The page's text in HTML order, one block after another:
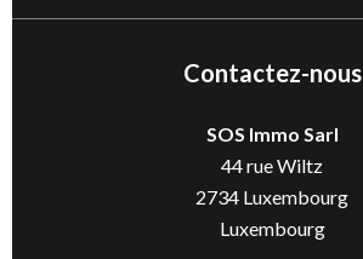
Contactez-nous
SOS Immo Sarl
44 rue Wiltz
2734 Luxembourg
Luxembourg